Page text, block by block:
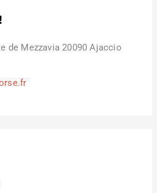
de Mezzavia 20090 Ajaccio